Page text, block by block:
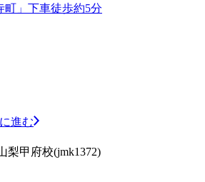
町」下車徒歩約5分
進む
梨甲府校(jmk1372)